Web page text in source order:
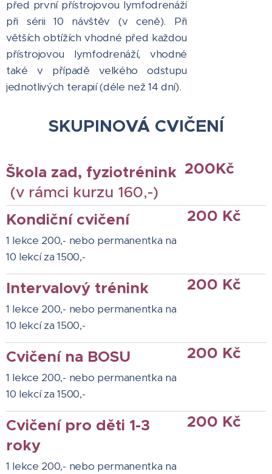
před první přístrojovou lymfodrenáží
při sérii 10 návštěv (v ceně). Při
větších obtížích vhodné před každou
přístrojovou lymfodrenáží, vhodné
také v případě velkého odstupu
jednotlivých terapií (déle než 14 dní).
SKUPINOVÁ CVIČENÍ
Škola zad, fyziotrénink
(v rámci kurzu 160,-)
200Kč
Kondiční cvičení
1 lekce 200,- nebo permanentka na
10 lekcí za 1500,-
200 Kč
Intervalový trénink
1 lekce 200,- nebo permanentka na
10 lekcí za 1500,-
200 Kč
Cvičení na BOSU
1 lekce 200,- nebo permanentka na
10 lekcí za 1500,-
200 Kč
Cvičení pro děti 1-3
roky
1 lekce 200,- nebo permanentka na
200 Kč